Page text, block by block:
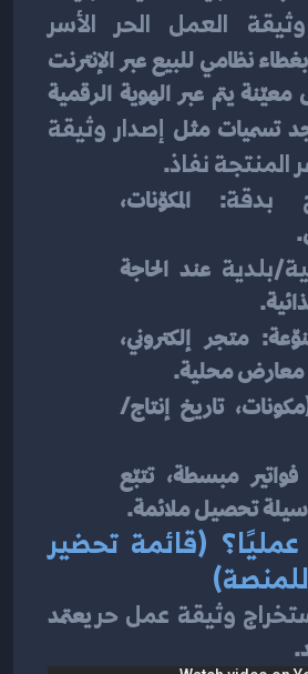
إصدار وثيقة العمل الحر الأسر
تسميات مثل
المنتجة نفاذ.
بدقة
بلدية عند الحاجة
معارض محلية.
تاريخ إنتاج/
: فواتير مبسطة، تتبّع
تحصيل ملائمة.
من أين أبدأ عمليًا؟ (قائمة تحضير
وثيقة عمل حر